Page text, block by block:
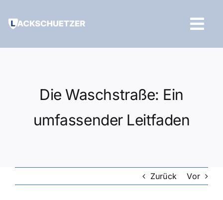
Inhalt
Die Waschstraße: Ein
umfassender Leitfaden
Zurück Vor